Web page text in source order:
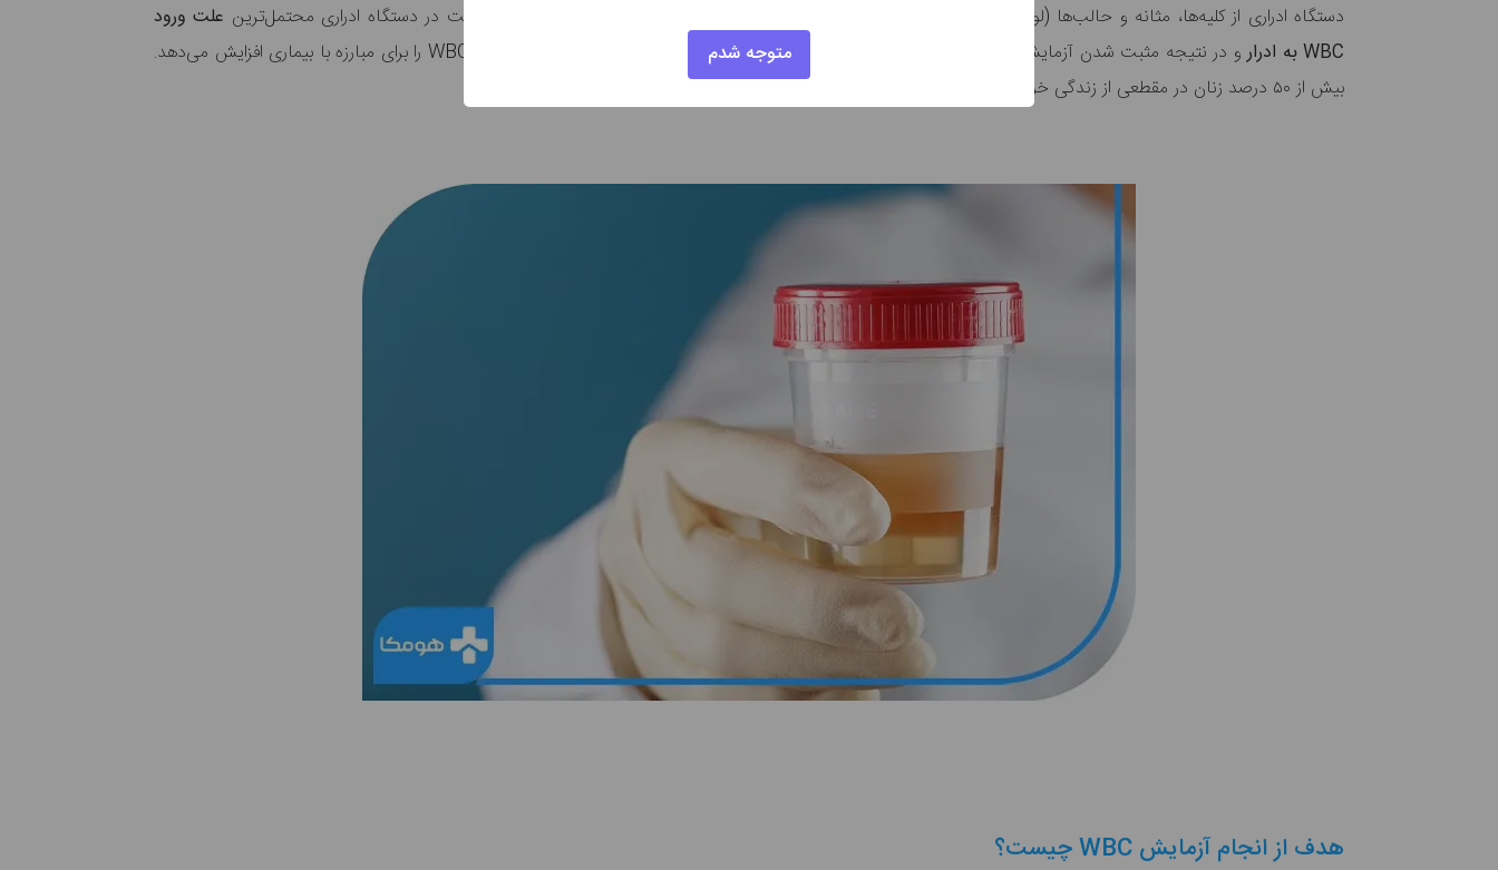
دستگاه ادراری از کلیه‌ها، مثانه و حالب‌ها (لوله‌هایی که ادرار را از کلیه‌ها به مثانه می‌برند) تشکیل شده است. پدید آمدن عفونت در دستگاه ادراری محتمل‌ترین علت ورود
WBCبه ادرار
و در نتیجه مثبت شدن آزمایش ادرار است. هر زمان که عفونت در بدن رخ دهد، سیستم ایمنی تعداد سلول‌های WBC را برای مبارزه با بیماری افزایش می‌دهد.
بیش از ۵۰ درصد زنان در مقطعی از زندگی خود ممکن است به عفونت ادراری مبتلا شوند.
هدف از انجام آزمایش WBC چیست؟
متوجه شدم